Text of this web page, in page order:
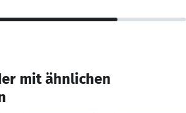
mit ähnlichen